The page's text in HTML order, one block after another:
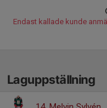
Endast kallade kunde
Laguppställning